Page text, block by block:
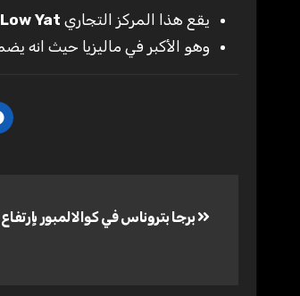
يقع هذا المركز التجاري
وهو الأكبر في ماليزيا حيث انه
المقالات
برجا بتروناس في كوالالمبور بإرتفاع يصل